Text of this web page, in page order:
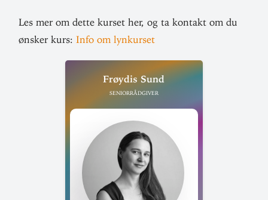
Les mer om dette kurset her, og ta kontakt om du
ønsker kurs:Info om lynkurset
Frøydis Sund
Seniorrådgiver